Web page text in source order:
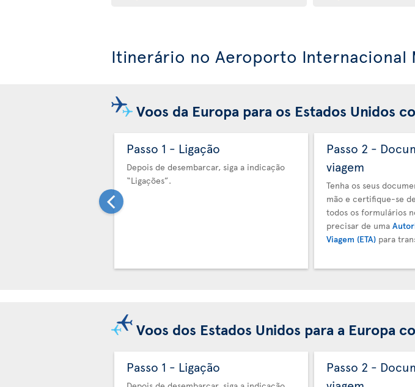
Itinerário no Aeroporto Internacional
Voos da Europa para os Estados Unidos
Passo 1 - Ligação
Depois de desembarcar, siga a indicação
“Ligações”.
Passo 2 -
viagem
Tenha os seus
mão e certifique-se
todos os formulários
precisar de uma
Viagem (ETA) para
Voos dos Estados Unidos para a Europa
Passo 1 - Ligação
Passo 2 -